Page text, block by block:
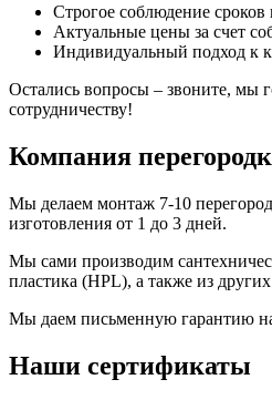
Строгое соблюдение сроков
Актуальные цены за счет
Индивидуальный подход к
Остались вопросы – звоните, мы
сотрудничеству!
Компания
Мы делаем монтаж 7-10
изготовления от 1 до 3 дней.
Мы сами производим
пластика (HPL), а также из
Мы даем письменную гарантию
Наши сертификаты